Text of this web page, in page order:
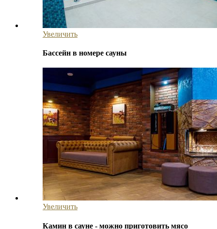
Увеличить
Бассейн в номере сауны
Увеличить
Камин в сауне - можно приготовить мясо